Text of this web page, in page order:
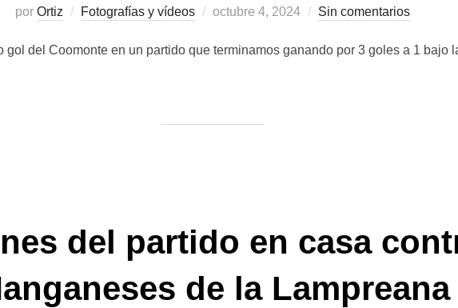
por Ortiz Fotografías y vídeos
Publicado
octubre 4, 2024 Sin comentarios
gol del Coomonte en un partido que terminamos ganando por 3 goles a 1 bajo
del partido en casa
de la Lampreana